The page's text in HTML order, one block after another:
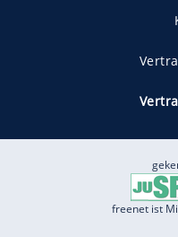
freenet ist